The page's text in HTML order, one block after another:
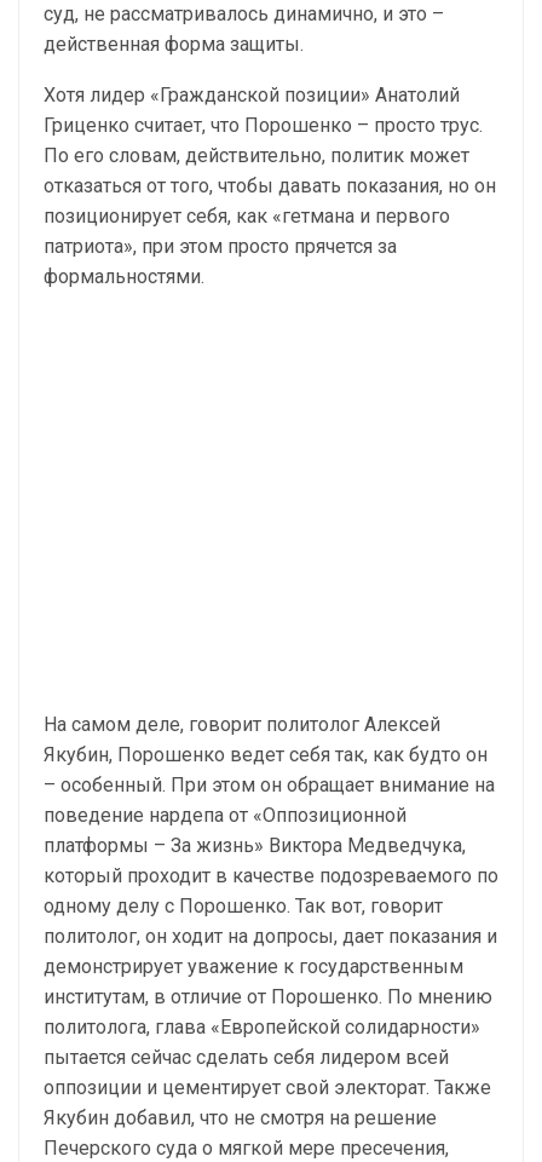
суд, не рассматривалось динамично, и это –
действенная форма защиты.
Хотя лидер «Гражданской позиции» Анатолий
Гриценко считает, что Порошенко – просто трус.
По его словам, действительно, политик может
отказаться от того, чтобы давать показания, но он
позиционирует себя, как «гетмана и первого
патриота», при этом просто прячется за
формальностями.
На самом деле, говорит политолог Алексей
Якубин, Порошенко ведет себя так, как будто он
– особенный. При этом он обращает внимание на
поведение нардепа от «Оппозиционной
платформы – За жизнь» Виктора Медведчука,
который проходит в качестве подозреваемого по
одному делу с Порошенко. Так вот, говорит
политолог, он ходит на допросы, дает показания и
демонстрирует уважение к государственным
институтам, в отличие от Порошенко. По мнению
политолога, глава «Европейской солидарности»
пытается сейчас сделать себя лидером всей
оппозиции и цементирует свой электорат. Также
Якубин добавил, что не смотря на решение
Печерского суда о мягкой мере пресечения,